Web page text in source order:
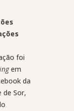
foi
em
da
de Sor,